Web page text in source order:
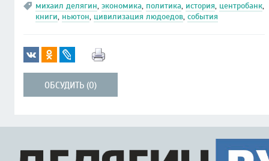
михаил делягин, экономика, политика, история, центробанк,
книги, ньютон, цивилизация людоедов, события
ОБСУДИТЬ (0)